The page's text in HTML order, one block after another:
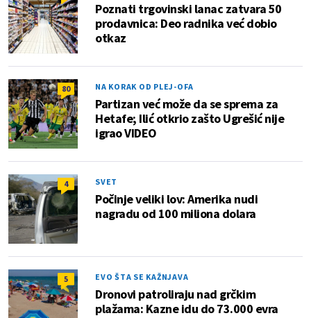
Poznati trgovinski lanac zatvara 50
prodavnica: Deo radnika već dobio
otkaz
80 NA KORAK OD PLEJ-OFA
Partizan već može da se sprema za
Hetafe; Ilić otkrio zašto Ugrešić nije
igrao VIDEO
4 SVET
Počinje veliki lov: Amerika nudi
nagradu od 100 miliona dolara
5 EVO ŠTA SE KAŽNJAVA
Dronovi patroliraju nad grčkim
plažama: Kazne idu do 73.000 evra